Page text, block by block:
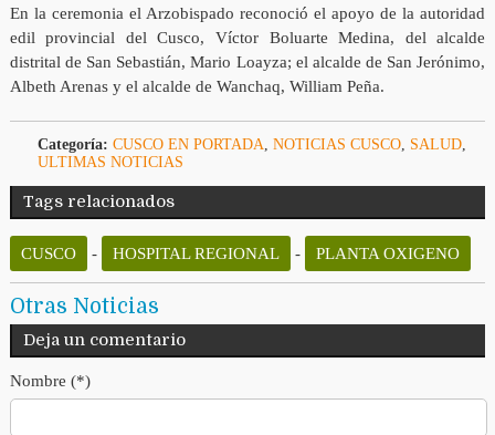
En la ceremonia el Arzobispado reconoció el apoyo de la autoridad
edil provincial del Cusco, Víctor Boluarte Medina, del alcalde
distrital de San Sebastián, Mario Loayza; el alcalde de San Jerónimo,
Albeth Arenas y el alcalde de Wanchaq, William Peña.
Categoría: CUSCO EN PORTADA, NOTICIAS CUSCO, SALUD,
ULTIMAS NOTICIAS
Tags relacionados
CUSCO - HOSPITAL REGIONAL - PLANTA OXIGENO
Otras Noticias
Deja un comentario
Nombre (*)